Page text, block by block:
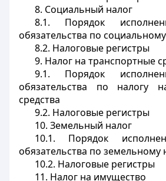
8. Социальный налог
8.1. Порядок
обязательства по
8.2. Налоговые регистры
9. Налог на транспортные
9.1. Порядок
обязательства по налогу
средства
9.2. Налоговые регистры
10. Земельный налог
10.1. Порядок
обязательства по земельному
10.2. Налоговые регистры
11. Налог на имущество